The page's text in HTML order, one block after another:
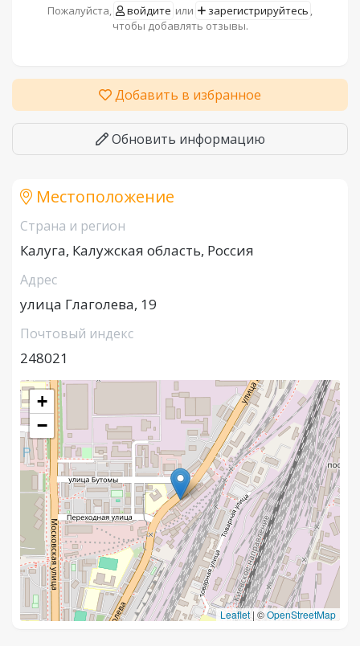
Пожалуйста, войдите или зарегистрируйтесь ,
чтобы добавлять отзывы.
Добавить в избранное
Обновить информацию
Местоположение
Страна и регион
Калуга, Калужская область, Россия
Адрес
улица Глаголева, 19
Почтовый индекс
248021
+
−
Leaflet | ©OpenStreetMap